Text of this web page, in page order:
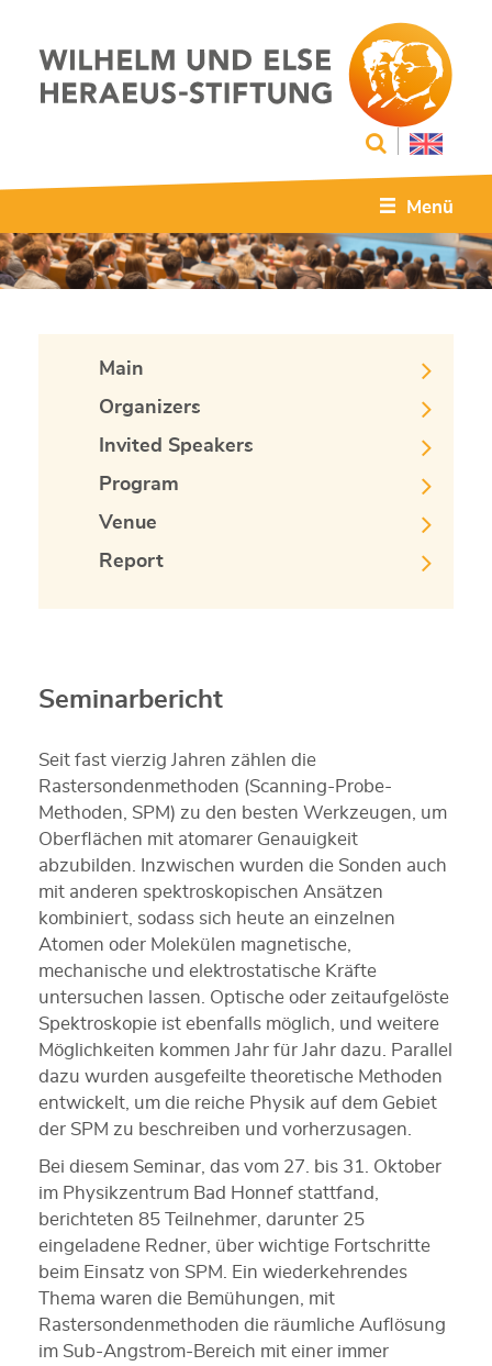
Menü
Main
Organizers
Invited Speakers
Program
Venue
Report
Seminarbericht
Seit fast vierzig Jahren zählen die
Rastersondenmethoden (Scanning-Probe-
Methoden, SPM) zu den besten Werkzeugen, um
Oberflächen mit atomarer Genauigkeit
abzubilden. Inzwischen wurden die Sonden auch
mit anderen spektroskopischen Ansätzen
kombiniert, sodass sich heute an einzelnen
Atomen oder Molekülen magnetische,
mechanische und elektrostatische Kräfte
untersuchen lassen. Optische oder zeitaufgelöste
Spektroskopie ist ebenfalls möglich, und weitere
Möglichkeiten kommen Jahr für Jahr dazu. Parallel
dazu wurden ausgefeilte theoretische Methoden
entwickelt, um die reiche Physik auf dem Gebiet
der SPM zu beschreiben und vorherzusagen.
Bei diesem Seminar, das vom 27. bis 31. Oktober
im Physikzentrum Bad Honnef stattfand,
berichteten 85 Teilnehmer, darunter 25
eingeladene Redner, über wichtige Fortschritte
beim Einsatz von SPM. Ein wiederkehrendes
Thema waren die Bemühungen, mit
Rastersondenmethoden die räumliche Auflösung
im Sub-Angstrom-Bereich mit einer immer